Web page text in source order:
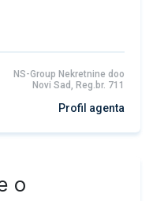
NS-Group Nekretnine doo
Novi Sad, Reg.br. 711
Profil agenta
o